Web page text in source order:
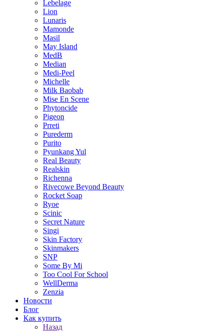
Lebelage
Lion
Lunaris
Mamonde
Masil
May Island
MedB
Median
Medi-Peel
Michelle
Milk Baobab
Mise En Scene
Phytoncide
Pigeon
Prreti
Purederm
Purito
Pyunkang Yul
Real Beauty
Realskin
Richenna
Rivecowe Beyond Beauty
Rocket Soap
Ryoe
Scinic
Secret Nature
Singi
Skin Factory
Skinmakers
SNP
Some By Mi
Too Cool For School
WellDerma
Zenzia
Новости
Блог
Как купить
Назад